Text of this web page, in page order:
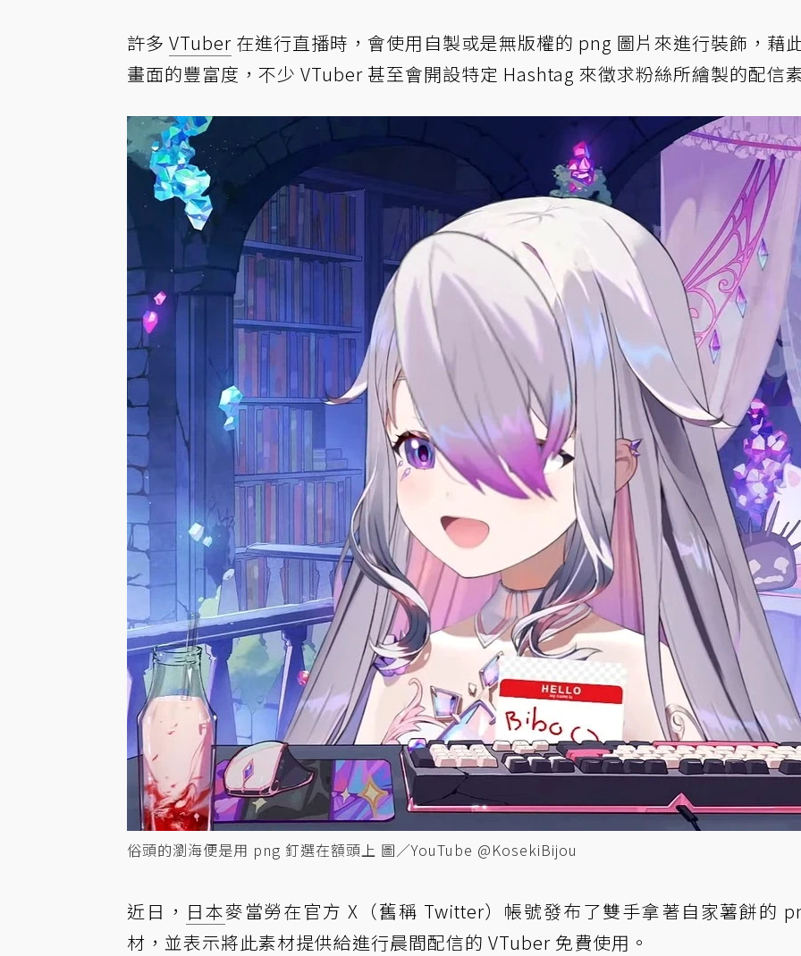
許多 VTuber 在進行直播時，會使用自製或是無版權的 png 圖片來進行裝飾，藉
畫面的豐富度，不少 VTuber 甚至會開設特定 Hashtag 來徵求粉絲所繪製的配信
俗頭的瀏海便是用 png 釘選在額頭上 圖／YouTube @KosekiBijou
近日， 日本麥當勞在官方 X（舊稱 Twitter）帳號發布了雙手拿著自家薯餅的
材，並表示將此素材提供給進行晨間配信的 VTuber 免費使用。